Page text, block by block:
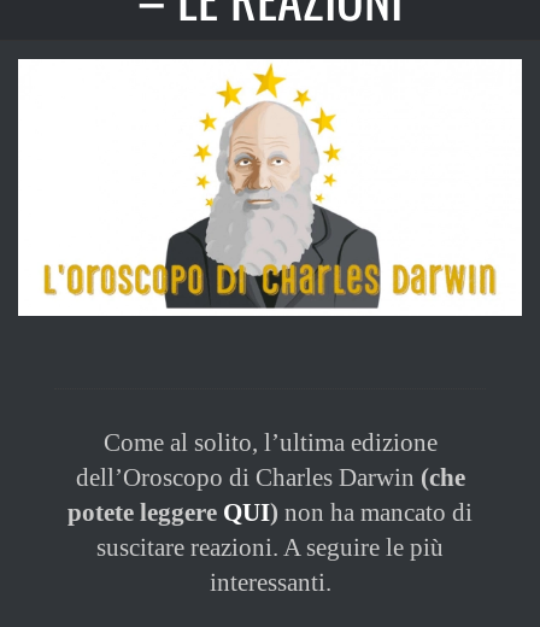
Come al solito, l’ultima edizione
dell’Oroscopo di Charles Darwin (che
potete leggere QUI) non ha mancato di
suscitare reazioni. A seguire le più
interessanti.